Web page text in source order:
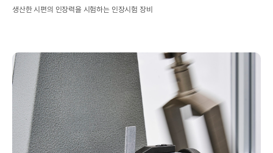
생산한 시편의 인장력을 시험하는 인장시험 장비